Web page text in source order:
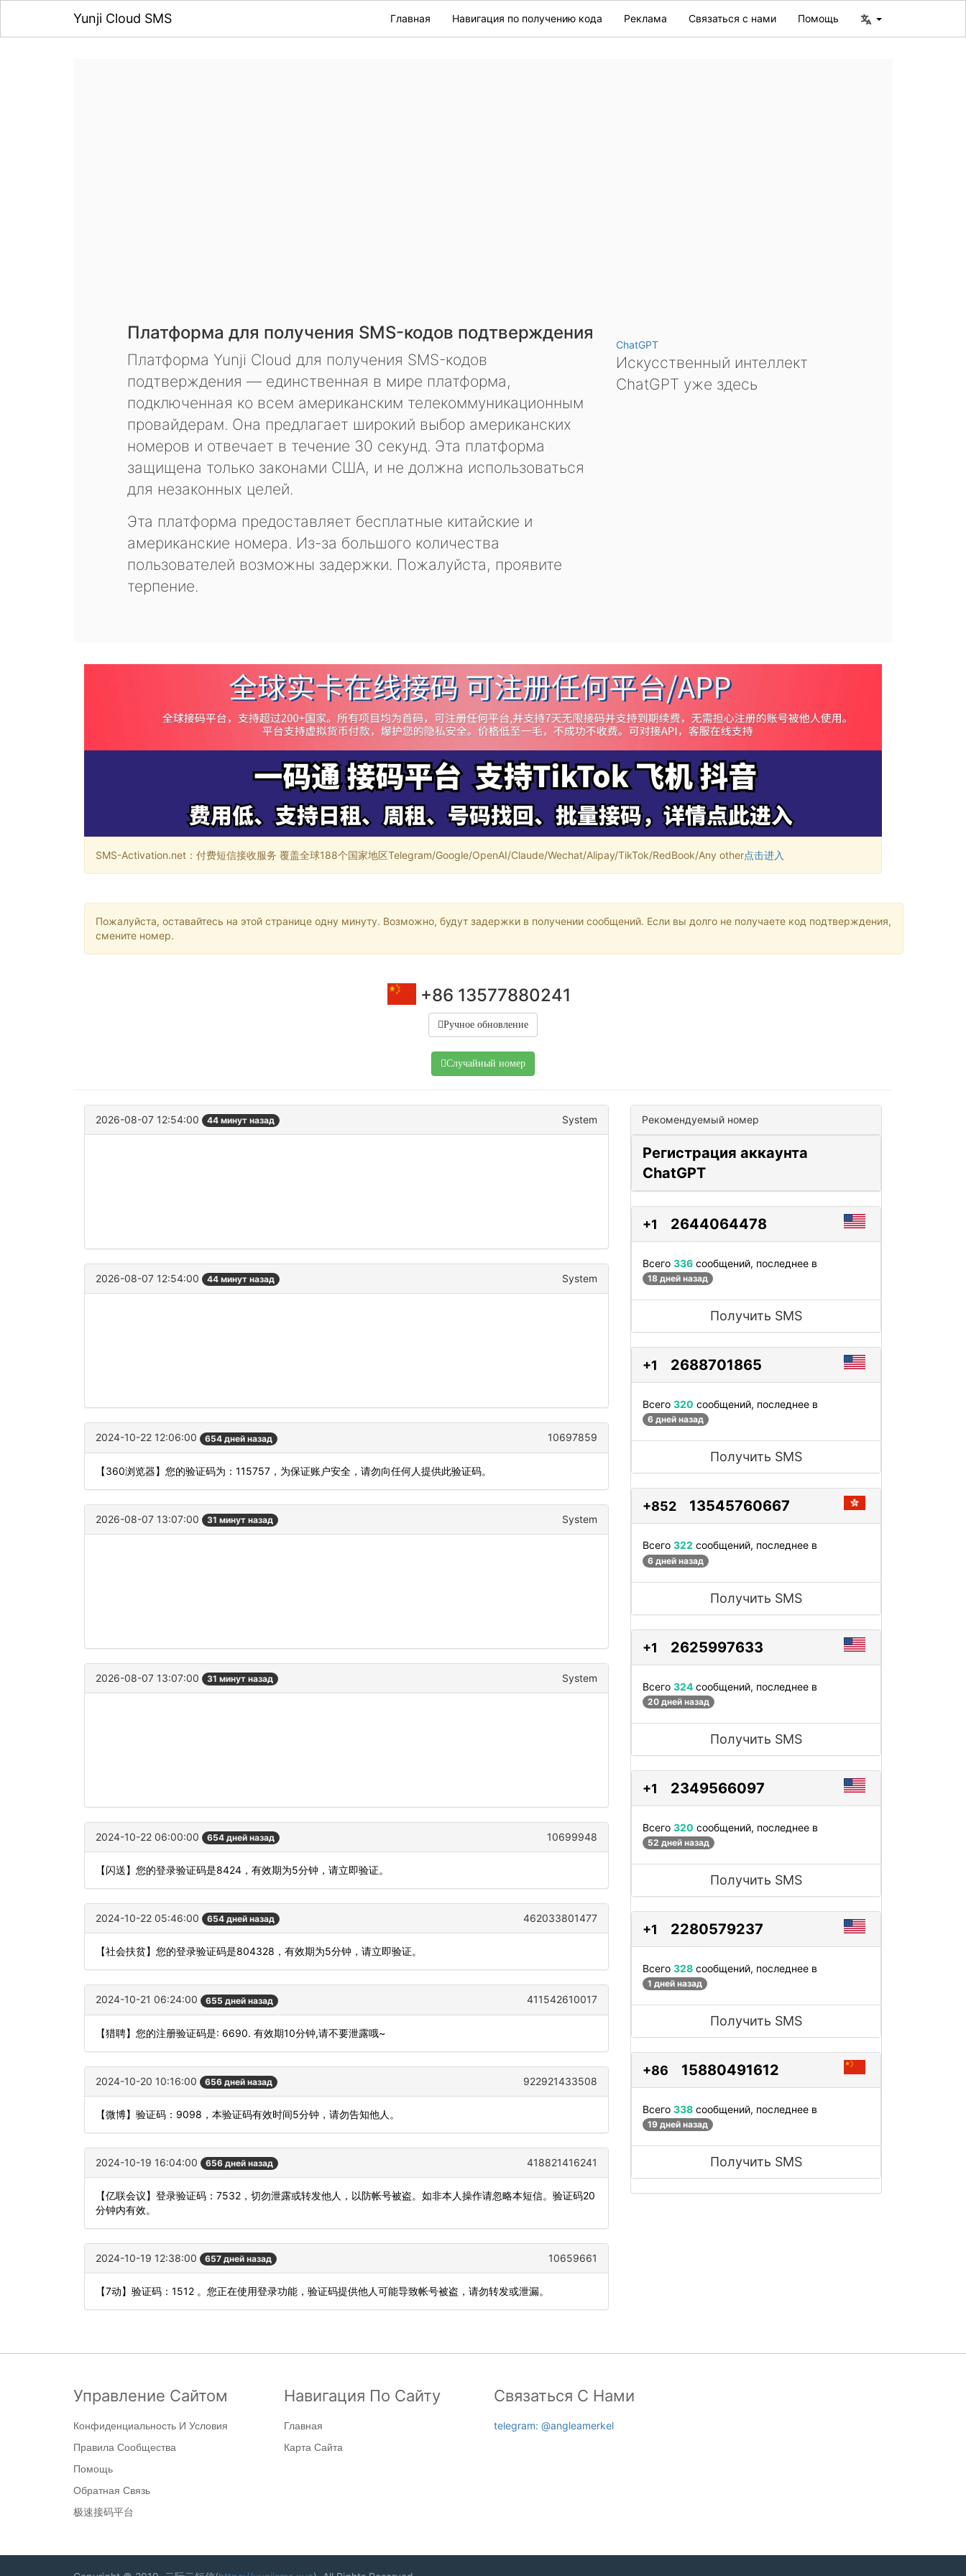
Yunji Cloud SMS Главная Навигация по получению кода Реклама Связаться с нами Помощь
Платформа для получения SMS-кодов подтверждения
Платформа Yunji Cloud для получения SMS-кодов
подтверждения — единственная в мире платформа,
подключенная ко всем американским телекоммуникационным
провайдерам. Она предлагает широкий выбор американских
номеров и отвечает в течение 30 секунд. Эта платформа
защищена только законами США, и не должна использоваться
для незаконных целей.
Эта платформа предоставляет бесплатные китайские и
американские номера. Из-за большого количества
пользователей возможны задержки. Пожалуйста, проявите
терпение.
ChatGPT
Искусственный интеллект
ChatGPT уже здесь
SMS-Activation.net：付费短信接收服务 覆盖全球188个国家地区Telegram/Google/OpenAI/Claude/Wechat/Alipay/TikTok/RedBook/Any other点击进入
Пожалуйста, оставайтесь на этой странице одну минуту. Возможно, будут задержки в получении сообщений. Если вы долго не получаете код подтверждения,
смените номер.
+86 13577880241
Ручное обновление
Случайный номер
2026-08-07 12:54:00 44 минут назад System
2026-08-07 12:54:00 44 минут назад System
2024-10-22 12:06:00 654 дней назад 10697859
【360浏览器】您的验证码为：115757，为保证账户安全，请勿向任何人提供此验证码。
2026-08-07 13:07:00 31 минут назад System
2026-08-07 13:07:00 31 минут назад System
2024-10-22 06:00:00 654 дней назад 10699948
【闪送】您的登录验证码是8424，有效期为5分钟，请立即验证。
2024-10-22 05:46:00 654 дней назад 462033801477
【社会扶贫】您的登录验证码是804328，有效期为5分钟，请立即验证。
2024-10-21 06:24:00 655 дней назад 411542610017
【猎聘】您的注册验证码是: 6690. 有效期10分钟,请不要泄露哦~
2024-10-20 10:16:00 656 дней назад 922921433508
【微博】验证码：9098，本验证码有效时间5分钟，请勿告知他人。
2024-10-19 16:04:00 656 дней назад 418821416241
【亿联会议】登录验证码：7532，切勿泄露或转发他人，以防帐号被盗。如非本人操作请忽略本短信。验证码20
分钟内有效。
2024-10-19 12:38:00 657 дней назад 10659661
【7动】验证码：1512 。您正在使用登录功能，验证码提供他人可能导致帐号被盗，请勿转发或泄漏。
Рекомендуемый номер
Регистрация аккаунта
ChatGPT
+1 2644064478
Всего 336 сообщений, последнее в
18 дней назад
Получить SMS
+1 2688701865
Всего 320 сообщений, последнее в
6 дней назад
Получить SMS
+852 13545760667
Всего 322 сообщений, последнее в
6 дней назад
Получить SMS
+1 2625997633
Всего 324 сообщений, последнее в
20 дней назад
Получить SMS
+1 2349566097
Всего 320 сообщений, последнее в
52 дней назад
Получить SMS
+1 2280579237
Всего 328 сообщений, последнее в
1 дней назад
Получить SMS
+86 15880491612
Всего 338 сообщений, последнее в
19 дней назад
Получить SMS
Управление Сайтом
Конфиденциальность И Условия
Правила Сообщества
Помощь
Обратная Связь
极速接码平台
Навигация По Сайту
Главная
Карта Сайта
Связаться С Нами
telegram: @angleamerkel